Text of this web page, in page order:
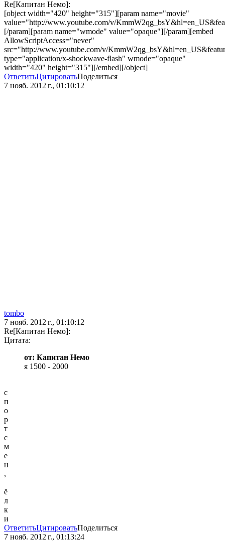
Re[Капитан Немо]:
[object width="420" height="315"][param name="movie"
value="http://www.youtube.com/v/
[/param][param name="wmode" value="opaque"][/param][embed
AllowScriptAccess="never"
src="http://www.youtube.com/v/
type="application/x-shockwave-flash" wmode="opaque"
width="420" height="315"][/embed][/object]
ОтветитьЦитироватьПоделиться
7 нояб. 2012 г., 01:10:12
tombo
7 нояб. 2012 г., 01:10:12
Re[Капитан Немо]:
Цитата:
от: Капитан Немо
я 1500 - 2000
с
п
о
р
т
с
м
е
н
,
ё
л
к
и
ОтветитьЦитироватьПоделиться
7 нояб. 2012 г., 01:13:24